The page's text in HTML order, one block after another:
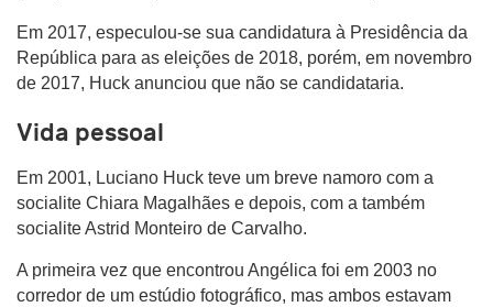
Em 2017, especulou-se sua candidatura à Presidência da
República para as eleições de 2018, porém, em novembro
de 2017, Huck anunciou que não se candidataria.
Vida pessoal
Em 2001, Luciano Huck teve um breve namoro com a
socialite Chiara Magalhães e depois, com a também
socialite Astrid Monteiro de Carvalho.
A primeira vez que encontrou Angélica foi em 2003 no
corredor de um estúdio fotográfico, mas ambos estavam